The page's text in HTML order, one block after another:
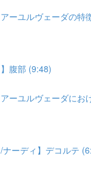
ーユルヴェーダの特
腹部 (9:48)
ーユルヴェーダに
ナーディ】デコルテ